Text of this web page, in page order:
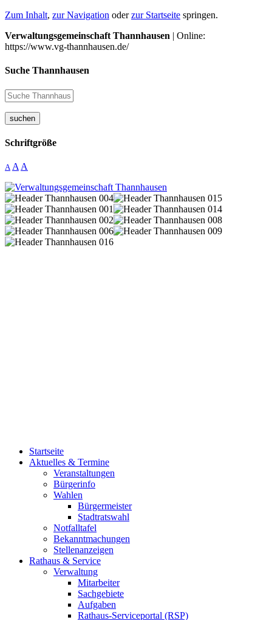
Zum Inhalt, zur Navigation oderzur Startseite springen.
Verwaltungsgemeinschaft Thannhausen | Online:
https://www.vg-thannhausen.de/
Suche Thannhausen
suchen
Schriftgröße
A A A
Startseite
Aktuelles & Termine
Veranstaltungen
Bürgerinfo
Wahlen
Bürgermeister
Stadtratswahl
Notfalltafel
Bekanntmachungen
Stellenanzeigen
Rathaus & Service
Verwaltung
Mitarbeiter
Sachgebiete
Aufgaben
Rathaus-Serviceportal (RSP)